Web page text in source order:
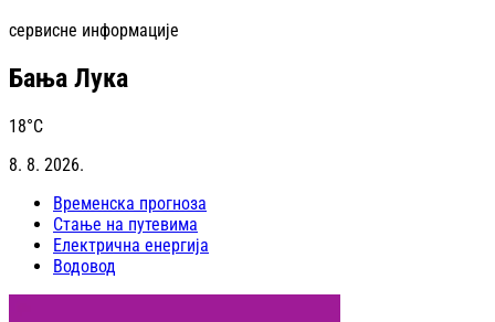
сервисне информације
Бања Лука
18°C
8. 8. 2026.
Временска прогноза
Стање на путевима
Електрична енергија
Водовод